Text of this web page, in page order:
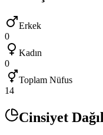
Erkek
0
Kadın
0
Toplam Nüfus
14
Cinsiyet